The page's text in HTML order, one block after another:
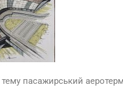
пасажирський